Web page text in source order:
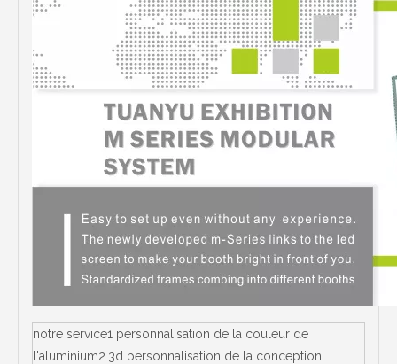
notre service1 personnalisation de la couleur de
l'aluminium2.3d personnalisation de la conception